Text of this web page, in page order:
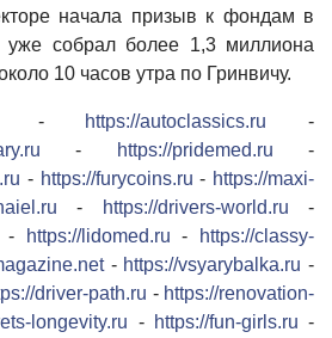
начала призыв к фондам в
уже собрал более 1,3 миллиона
10 часов утра по Гринвичу.
- https://autoclassics.ru -
- https://pridemed.ru -
- https://furycoins.ru - https://maxi-
- https://drivers-world.ru -
- https://lidomed.ru -
https://classy-
- https://vsyarybalka.ru -
driver-path.ru - https://renovation-
longevity.ru - https://fun-girls.ru -